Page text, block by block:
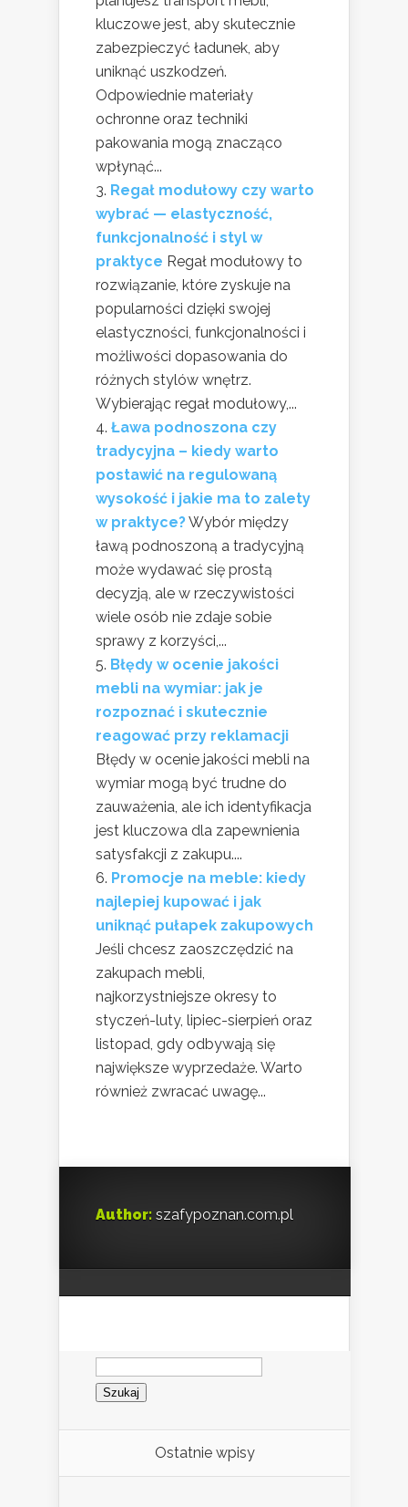
kluczowe jest, aby skutecznie
zabezpieczyć ładunek, aby
uniknąć uszkodzeń.
Odpowiednie materiały
ochronne oraz techniki
pakowania mogą znacząco
wpłynąć...
Regał modułowy czy warto
wybrać — elastyczność,
funkcjonalność i styl w
praktyce Regał modułowy to
rozwiązanie, które zyskuje na
popularności dzięki swojej
elastyczności, funkcjonalności i
możliwości dopasowania do
różnych stylów wnętrz.
Wybierając regał modułowy,...
Ława podnoszona czy
tradycyjna – kiedy warto
postawić na regulowaną
wysokość i jakie ma to zalety
w praktyce?Wybór między
ławą podnoszoną a tradycyjną
może wydawać się prostą
decyzją, ale w rzeczywistości
wiele osób nie zdaje sobie
sprawy z korzyści,...
Błędy w ocenie jakości
mebli na wymiar: jak je
rozpoznać i skutecznie
reagować przy reklamacji
Błędy w ocenie jakości mebli na
wymiar mogą być trudne do
zauważenia, ale ich identyfikacja
jest kluczowa dla zapewnienia
satysfakcji z zakupu....
Promocje na meble: kiedy
najlepiej kupować i jak
uniknąć pułapek zakupowych
Jeśli chcesz zaoszczędzić na
zakupach mebli,
najkorzystniejsze okresy to
styczeń-luty, lipiec-sierpień oraz
listopad, gdy odbywają się
największe wyprzedaże. Warto
również zwracać uwagę...
Author: szafypoznan.com.pl
Szukaj:
Ostatnie wpisy